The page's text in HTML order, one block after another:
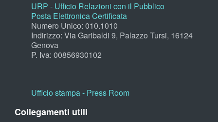
URP - Ufficio Relazioni con il Pubblico
Posta Elettronica Certificata
Numero Unico: 010.1010
Indirizzo: Via Garibaldi 9, Palazzo Tursi, 16124
Genova
P. Iva: 00856930102
Ufficio stampa - Press Room
Collegamenti utili